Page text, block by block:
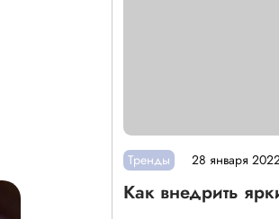
Тренды 28 января
Как внедрить